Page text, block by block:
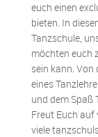
euch einen
bieten. In
Tanzschule,
möchten euch
sein kann.
eines
und dem Spaß
Freut Euch auf
viele